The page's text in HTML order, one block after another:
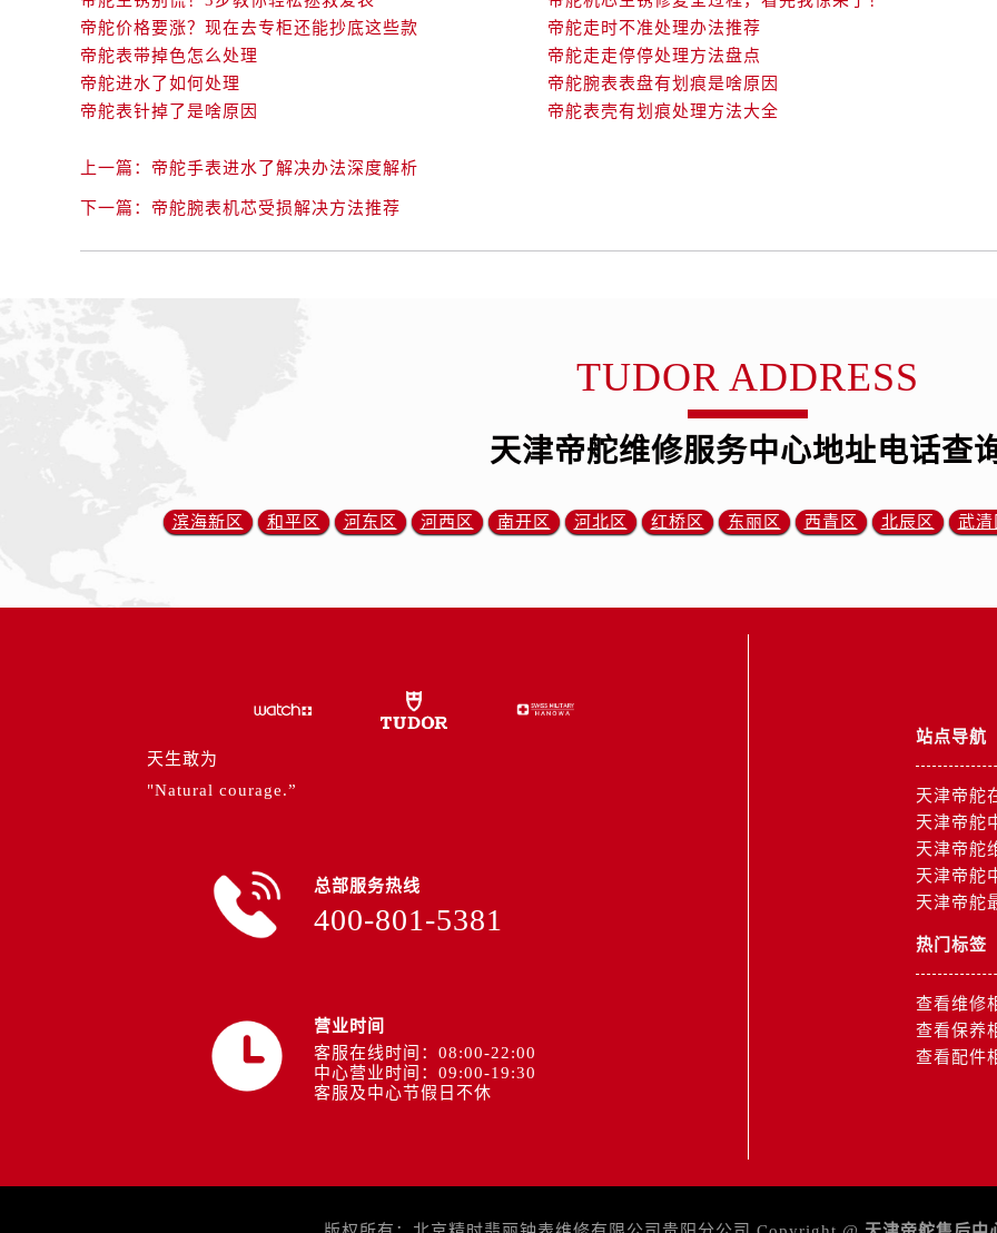
辽宁省鞍山市铁东区站前街帝舵售后服务中心（需提前预约）
辽宁省本溪市平山区胜利路帝舵售后服务中心（需提前预约）
辽宁省朝阳市双塔区新华路帝舵售后服务中心（需提前预约）
辽宁省丹东市振兴区七经街帝舵售后服务中心（需提前预约）
辽宁省阜新市海州区解放大街帝舵售后服务中心（需提前预约）
辽宁省葫芦岛市连山区中央路帝舵售后服务中心（需提前预约）
辽宁省营口市站前区市府路与渤海大街交叉口帝舵售后服务中心（需提前预约）
辽宁省沈阳市沈河区中街路83号亨得利名表维修授权店1楼帝舵售后服务中心（需提前预约）
北京市朝阳区建国门外大街甲6号华熙国际中心D座11层1102室帝舵售后服务中心（需提前预约）
河北省保定市竞秀区朝阳北大街北国先天下帝舵售后服务中心（需提前预约）
内蒙古自治区呼伦贝尔市海拉尔区中央街帝舵售后服务中心（需提前预约）
内蒙古自治区乌兰察布市集宁区恩和大街帝舵售后服务中心（需提前预约）
内蒙古自治区锡林郭勒盟市锡林浩特市光明街与额尔敦路交叉口帝舵售后服务中心（需提前预约）
山西省大同市平城区迎宾街帝舵售后服务中心（需提前预约）
山西省晋城市城区黄华街帝舵售后服务中心（需提前预约）
山西省吕梁市离石区永宁中路与建设街交叉口帝舵售后服务中心（需提前预约）
山西省朔州市朔城区怡西路与鄯阳西街交汇处帝舵售后服务中心（需提前预约）
山西省忻州市忻府区和平东街与七一南路交叉口帝舵售后服务中心（需提前预约）
帝舵价格要涨？现在去专柜还能抄底这些款
帝舵走时不准处理办法推荐
帝舵表带掉色怎么处理
帝舵走走停停处理方法盘点
帝舵进水了如何处理
帝舵腕表表盘有划痕是啥原因
帝舵表针掉了是啥原因
帝舵表壳有划痕处理方法大全
上一篇： 帝舵手表进水了解决办法深度解析
下一篇： 帝舵腕表机芯受损解决方法推荐
TUDOR ADDRESS
天津帝舵维修服务中心地址电话查
滨海新区 和平区 河东区 河西区 南开区 河北区 红桥区 东丽区 西青区 北辰区 武清
天生敢为
"Natural courage.”
总部服务热线
400-801-5381
营业时间
客服在线时间：08:00-22:00
中心营业时间：09:00-19:30
客服及中心节假日不休
站点导航
天津帝舵
天津帝舵
天津帝舵
天津帝舵
天津帝舵
热门标签
查看维修
查看保养
查看配件